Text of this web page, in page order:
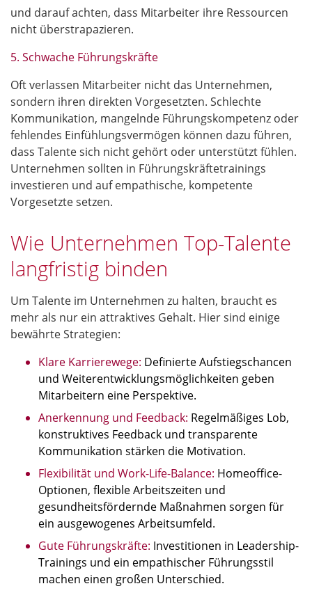
und darauf achten, dass Mitarbeiter ihre Ressourcen
nicht überstrapazieren.
5. Schwache Führungskräfte
Oft verlassen Mitarbeiter nicht das Unternehmen,
sondern ihren direkten Vorgesetzten. Schlechte
Kommunikation, mangelnde Führungskompetenz oder
fehlendes Einfühlungsvermögen können dazu führen,
dass Talente sich nicht gehört oder unterstützt fühlen.
Unternehmen sollten in Führungskräftetrainings
investieren und auf empathische, kompetente
Vorgesetzte setzen.
Wie Unternehmen Top-Talente
langfristig binden
Um Talente im Unternehmen zu halten, braucht es
mehr als nur ein attraktives Gehalt. Hier sind einige
bewährte Strategien:
Klare Karrierewege: Definierte Aufstiegschancen
und Weiterentwicklungsmöglichkeiten geben
Mitarbeitern eine Perspektive.
Anerkennung und Feedback: Regelmäßiges Lob,
konstruktives Feedback und transparente
Kommunikation stärken die Motivation.
Flexibilität und Work-Life-Balance: Homeoffice-
Optionen, flexible Arbeitszeiten und
gesundheitsfördernde Maßnahmen sorgen für
ein ausgewogenes Arbeitsumfeld.
Gute Führungskräfte: Investitionen in Leadership-
Trainings und ein empathischer Führungsstil
machen einen großen Unterschied.